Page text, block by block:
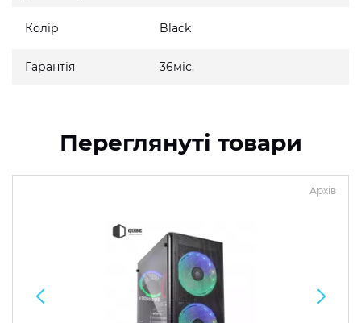
Колір Black
Гарантія 36міс.
Переглянуті товари
Архів